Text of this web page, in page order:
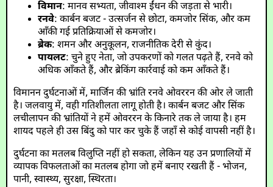
विमान: मानव सभ्यता, जीवाश्म ईंधन की जड़ता से भारी।
रनवे: कार्बन बजट - उत्सर्जन से छोटा, कमजोर सिंक, और कम
आँकी गई प्रतिक्रियाओं से कमजोर।
ब्रेक: शमन और अनुकूलन, राजनीतिक देरी से कुंद।
पायलट: चुने हुए नेता, जो उपकरणों को गलत पढ़ते हैं, रनवे को
अधिक आँकते हैं, और ब्रेकिंग कार्रवाई को कम आँकते हैं।
विमानन दुर्घटनाओं में, मार्जिन की भ्रांति रनवे ओवररन की ओर ले जाती
है। जलवायु में, वही गतिशीलता लागू होती है। कार्बन बजट और सिंक
लचीलापन की भ्रांतियों ने हमें ओवररन के किनारे तक ले जाया है। हम
शायद पहले ही उस बिंदु को पार कर चुके हैं जहाँ से कोई वापसी नहीं है।
दुर्घटना का मतलब विलुप्ति नहीं हो सकता, लेकिन यह उन प्रणालियों में
व्यापक विफलताओं का मतलब होगा जो हमें बनाए रखती हैं - भोजन,
पानी, स्वास्थ्य, सुरक्षा, स्थिरता।